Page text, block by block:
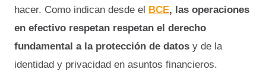
hacer. Como indican desde el BCE, las operaciones
en efectivo respetan respetan el derecho
fundamental a la protección de datos y de la
identidad y privacidad en asuntos financieros.